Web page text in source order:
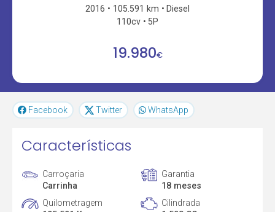
2016 105.591 km
Diesel
110cv
5P
19.980€
Facebook Twitter WhatsApp
Características
Carroçaria
Carrinha
Garantia
18 meses
Quilometragem
Cilindrada